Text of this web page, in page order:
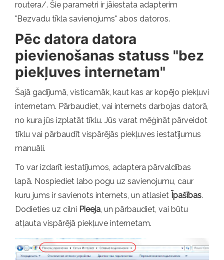
routera/. Šie parametri ir jāiestata adapterim
"Bezvadu tīkla savienojums" abos datoros.
Pēc datora datora
pievienošanas statuss "bez
piekļuves internetam"
Šajā gadījumā, visticamāk, kaut kas ar kopējo piekļuvi
internetam. Pārbaudiet, vai internets darbojas datorā,
no kura jūs izplatāt tīklu. Jūs varat mēģināt pārveidot
tīklu vai pārbaudīt vispārējās piekļuves iestatījumus
manuāli.
To var izdarīt iestatījumos, adaptera pārvaldības
lapā. Nospiediet labo pogu uz savienojumu, caur
kuru jums ir savienots internets, un atlasiet Īpašības.
Dodieties uz cilni Pieeja, un pārbaudiet, vai būtu
atļauta vispārējā piekļuve internetam.